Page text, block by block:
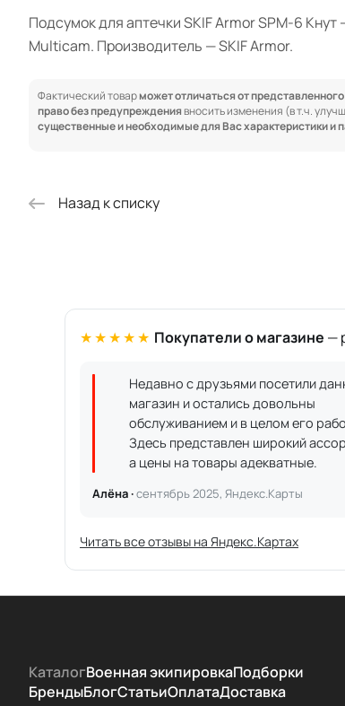
Подсумок для аптечки SKIF Armor SPM-6
Multicam. Производитель — SKIF Armor.
Фактический товарможет отличаться от
право без предупреждениявносить изменения (в т.ч.
существенные и необходимые для Вас характеристики и
Назад к списку
★★★★★ Покупатели о магазине —
Недавно с друзьями посетили
магазин и остались довольны
обслуживанием и в целом его
Здесь представлен широкий
а цены на товары адекватные.
Алёна ·сентябрь 2025, Яндекс.Карты
Читать все отзывы на Яндекс.Картах
КаталогВоенная экипировкаПодборки
БрендыБлогСтатьиОплатаДоставка